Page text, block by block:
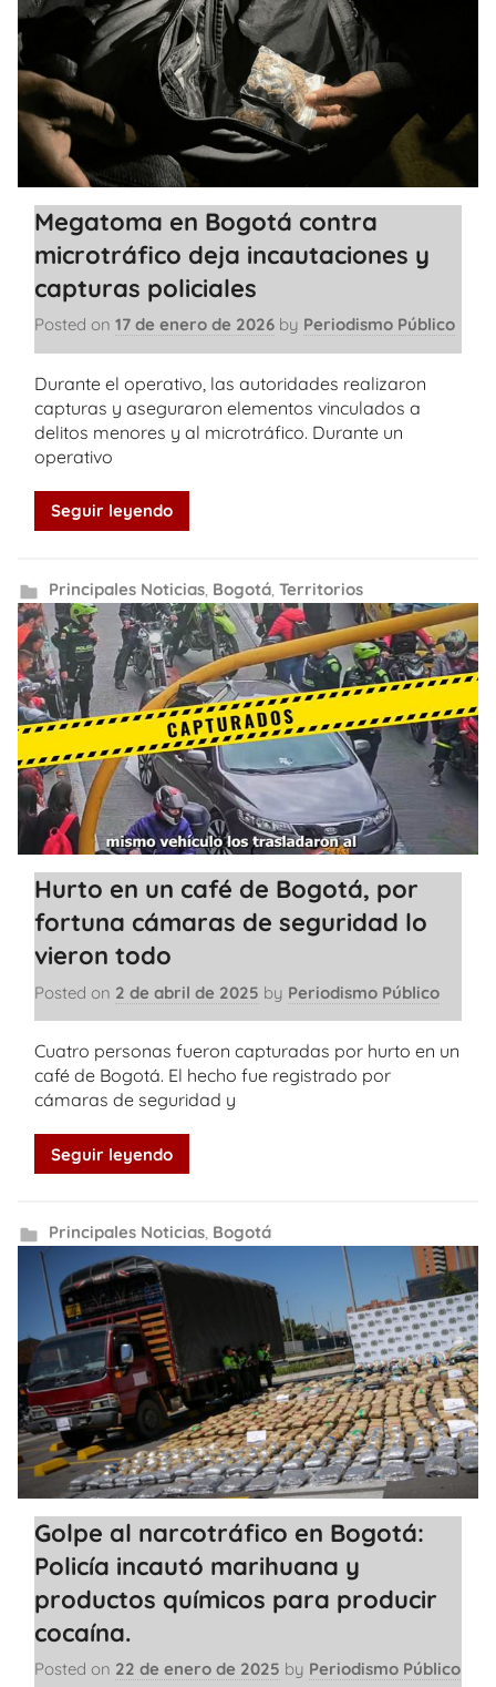
Megatoma en Bogotá contra
microtráfico deja incautaciones y
capturas policiales
Posted on 17 de enero de 2026 by Periodismo Público
Durante el operativo, las autoridades realizaron
capturas y aseguraron elementos vinculados a
delitos menores y al microtráfico. Durante un
operativo
Seguir leyendo
Principales Noticias, Bogotá, Territorios
Hurto en un café de Bogotá, por
fortuna cámaras de seguridad lo
vieron todo
Posted on 2 de abril de 2025 by Periodismo Público
Cuatro personas fueron capturadas por hurto en un
café de Bogotá. El hecho fue registrado por
cámaras de seguridad y
Seguir leyendo
Principales Noticias, Bogotá
Golpe al narcotráfico en Bogotá:
Policía incautó marihuana y
productos químicos para producir
cocaína.
Posted on 22 de enero de 2025 by Periodismo Público